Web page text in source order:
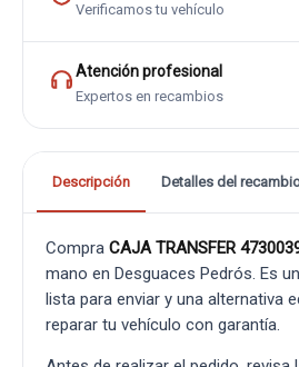
Verificamos tu vehículo
Atención profesional
Expertos en recambios
Descripción Detalles del
Compra CAJA TRANSFER
mano en Desguaces Pedrós. Es
lista para enviar y una alternativa
reparar tu vehículo con garantía.